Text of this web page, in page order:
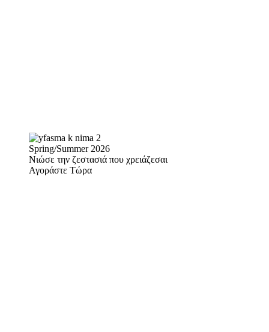
Spring/Summer 2026
Νιώσε την ζεστασιά που χρειάζεσαι
Αγοράστε Τώρα